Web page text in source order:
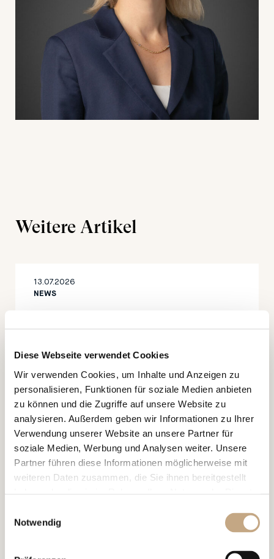
Diese Webseite verwendet Cookies
Wir verwenden Cookies, um Inhalte und Anzeigen zu
personalisieren, Funktionen für soziale Medien anbieten
zu können und die Zugriffe auf unsere Website zu
analysieren. Außerdem geben wir Informationen zu Ihrer
Verwendung unserer Website an unsere Partner für
soziale Medien, Werbung und Analysen weiter. Unsere
Partner führen diese Informationen möglicherweise mit
weiteren Daten zusammen, die Sie ihnen bereitgestellt
Notwendig
Weitere Artikel
13.07.2026
NEWS
Verfügung gegen eine Bank
weitgehend auf
Reform des EU-Designrechts –